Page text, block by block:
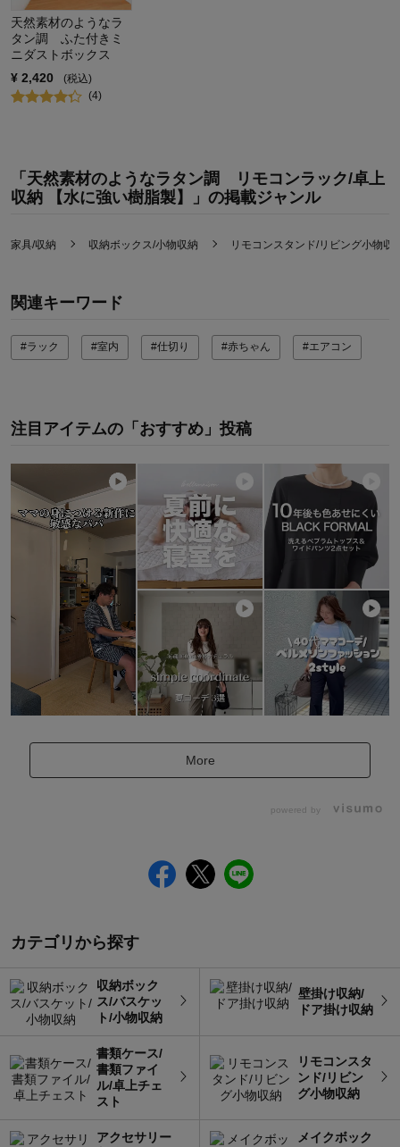
天然素材のようなラ
タン調 ふた付きミ
ニダストボックス
¥ 2,420
(税込)
(4)
「天然素材のようなラタン調 リモコンラック/卓上
収納 【水に強い樹脂製】」の掲載ジャンル
家具/収納 収納ボックス/小物収納 リモコンスタンド/リビング小物収
関連キーワード
#ラック #室内 #仕切り #赤ちゃん #エアコン
注目アイテムの「おすすめ」投稿
More
powered by
カテゴリから探す
収納ボック
ス/バスケッ
ト/小物収納
壁掛け収納/
ドア掛け収納
書類ケース/
書類ファイ
ル/卓上チェ
スト
リモコンスタ
ンド/リビン
グ小物収納
アクセサリー
メイクボック